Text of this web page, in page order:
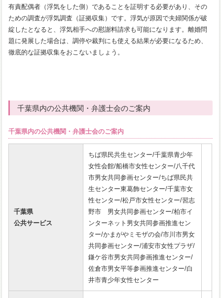
有責配偶者（浮気をした側）であることを証明する必要があり、その
ための調査が浮気調査（証拠収集）です。浮気が原因で夫婦関係が破
綻したとなると、浮気相手への慰謝料請求も可能になります。離婚問
題に発展した場合は、調停や裁判にも使える結果が必要になるため、
徹底的な証拠収集をおこないましょう。
千葉県内の公共機関・弁護士会のご案内
千葉県内の公共機関・弁護士会のご案内
千葉県
公共サービス
ちば県民共生センター/千葉県青少年
女性会館/船橋市女性センター/八千代
市男女共同参画センター/ちば県民共
生センター東葛飾センター/千葉市女
性センター/松戸市女性センター/習志
野市 男女共同参画センター/柏市イ
ンターネット男女共同参画推進セン
ター/かまがやミモザの会/市川市男女
共同参画センター/浦安市女性プラザ/
鎌ケ谷市男女共同参画推進センター/
佐倉市男女平等参画推進センター/白
井市青少年女性センター